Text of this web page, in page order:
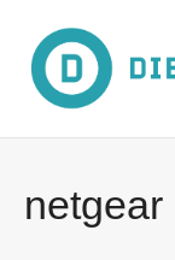
netgear